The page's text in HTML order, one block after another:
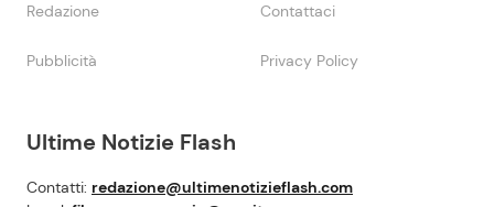
Ultime Notizie Flash
Contatti: redazione@ultimenotizieflash.com
Redazione Contattaci
Pubblicità Privacy Policy